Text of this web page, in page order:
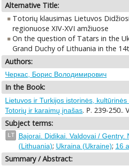
Alternative Title:
Totorių klausimas Lietuvos
regionuose XIV-XVI amžiuose
On the question of Tatars in the
Grand Duchy of Lithuania in the
Authors:
Черкас, Борис Володимирович
In the Book:
Lietuvos ir Turkijos istorinės,
Totorių ir karaimų įnašas. P. 239-250..
Subject terms:
LT Bajorai. Didikai. Valdovai / Gentry.
(Lithuania); Ukraina (Ukraine); 16
Summary / Abstract: